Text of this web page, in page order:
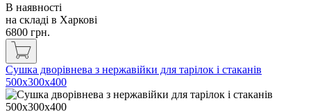
В наявності
на складі в Харкові
6800 грн.
Сушка дворівнева з нержавійки для тарілок і стаканів
500х300х400